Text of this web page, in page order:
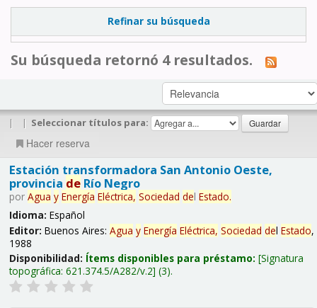
Refinar su búsqueda
Su búsqueda retornó 4 resultados.
| | Seleccionar títulos para:
Hacer reserva
Estación transformadora San Antonio Oeste,
provincia deRío Negro
por Agua y Energía Eléctrica, Sociedad del Estado.
Idioma: Español
Editor: Buenos Aires: Agua y Energía Eléctrica, Sociedad del Estado,
1988
Disponibilidad: Ítems disponibles para préstamo: Signatura
topográfica: 621.374.5/A282/v.2 (3).